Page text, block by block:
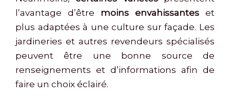
l’avantage d’être moins envahissantes et
plus adaptées à une culture sur façade. Les
jardineries et autres revendeurs spécialisés
peuvent être une bonne source de
renseignements et d’informations afin de
faire un choix éclairé.